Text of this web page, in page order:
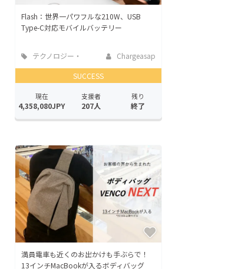
Flash：世界一パワフルな210W、USB
Type-C対応モバイルバッテリー
テクノロジー・
Chargeasap
SUCCESS
現在
4,358,080JPY
支援者
207人
残り
終了
満員電車も近くのお出かけも手ぶらで！
13インチMacBookが入るボディバッグ